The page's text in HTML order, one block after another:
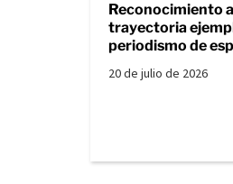
Reconocimiento
trayectoria
periodismo de
20 de julio de 2026